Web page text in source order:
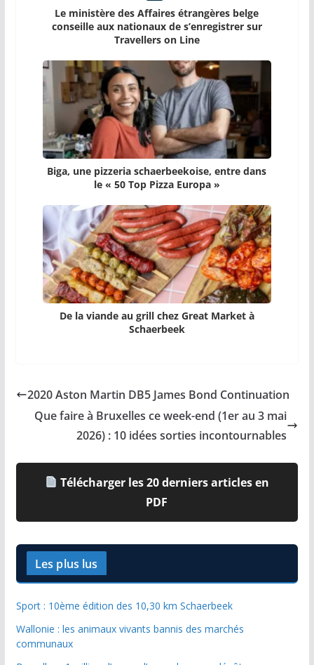
Le ministère des Affaires étrangères belge
conseille aux nationaux de s’enregistrer sur
Travellers on Line
Biga, une pizzeria schaerbeekoise, entre dans
le « 50 Top Pizza Europa »
De la viande au grill chez Great Market à
Schaerbeek
2020 Aston Martin DB5 James Bond Continuation
Que faire à Bruxelles ce week-end (1er au 3 mai
2026) : 10 idées sorties incontournables
Télécharger les 20 derniers articles en
PDF
Les plus lus
Sport : 10ème édition des 10,30 km Schaerbeek
Wallonie : les animaux vivants bannis des marchés
communaux